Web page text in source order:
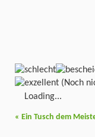
(Noch
Loading...
« Ein Tusch dem